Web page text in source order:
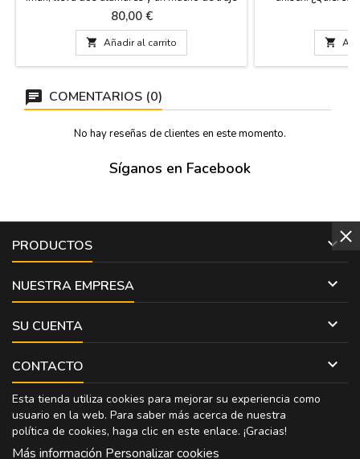
de luces en el centro, hecha a mano. Medida:
30 X 14,5 cm
Precio
80,00 €
 Añadir al carrito
delantal de
auténtico rey de la
peligro!).
luces", este

COMENTARIOS (0)
No hay reseñas de clientes en este momento.
Síganos en Facebook
PRODUCTOS 
NUESTRA EMPRESA 
SU CUENTA 
CONTACTO 
Esta tienda utiliza cookies para mejorar su experiencia como
usuario en la web. Para saber más acerca de nuestra
política de cookies, haga clic en este enlace. ¡Gracias!
Más información Personalizar cookies